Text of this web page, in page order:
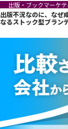
出版・ブックマーケ
出版不況なのに、なぜ
なるストック型ブラン